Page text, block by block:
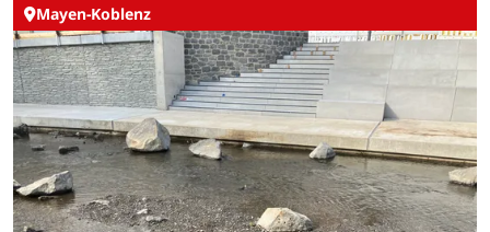
Mayen-Koblenz